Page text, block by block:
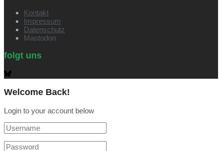
Kontakt
Impressum
Datenschutz
Mastodon
folgt uns
Welcome Back!
Login to your account below